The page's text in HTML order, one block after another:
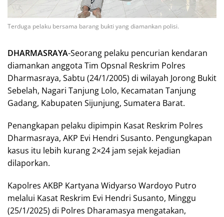
Terduga pelaku bersama barang bukti yang diamankan polisi.
DHARMASRAYA-Seorang pelaku pencurian kendaran
diamankan anggota Tim Opsnal Reskrim Polres
Dharmasraya, Sabtu (24/1/2005) di wilayah Jorong Bukit
Sebelah, Nagari Tanjung Lolo, Kecamatan Tanjung
Gadang, Kabupaten Sijunjung, Sumatera Barat.
Penangkapan pelaku dipimpin Kasat Reskrim Polres
Dharmasraya, AKP Evi Hendri Susanto. Pengungkapan
kasus itu lebih kurang 2×24 jam sejak kejadian
dilaporkan.
Kapolres AKBP Kartyana Widyarso Wardoyo Putro
melalui Kasat Reskrim Evi Hendri Susanto, Minggu
(25/1/2025) di Polres Dharamasya mengatakan,